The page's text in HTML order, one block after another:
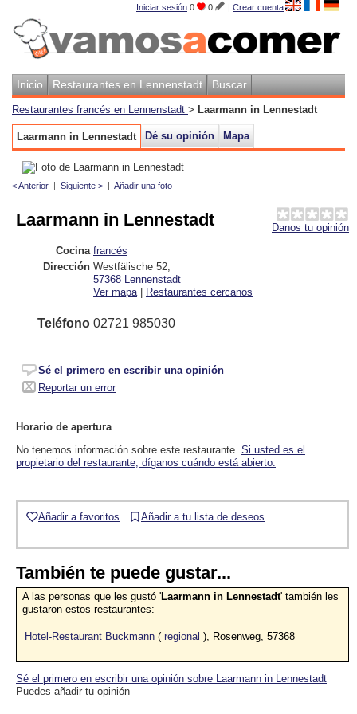
Iniciar sesión 0 0 | Crear cuenta
Inicio Restaurantes en Lennenstadt Buscar
Restaurantes francés en Lennenstadt > Laarmann in Lennestadt
Laarmann in Lennestadt Dé su opinión Mapa
< Anterior | Siguiente > | Añadir una foto
Danos tu opinión
Laarmann in Lennestadt
Cocina francés
Dirección Westfälische 52
57368 Lennenstadt
Ver mapa | Restaurantes cercanos
Teléfono 02721 985030
Sé el primero en escribir una opinión
Reportar un error
Horario de apertura
No tenemos información sobre este restaurante. Si usted es el
propietario del restaurante, díganos cuándo está abierto.
Añadir a favoritos Añadir a tu lista de deseos
También te puede gustar...
A las personas que les gustó 'Laarmann in Lennestadt' también les
gustaron estos restaurantes:
Hotel-Restaurant Buckmann ( regional ), Rosenweg, 57368
Sé el primero en escribir una opinión sobre Laarmann in Lennestadt
Puedes añadir tu opinión